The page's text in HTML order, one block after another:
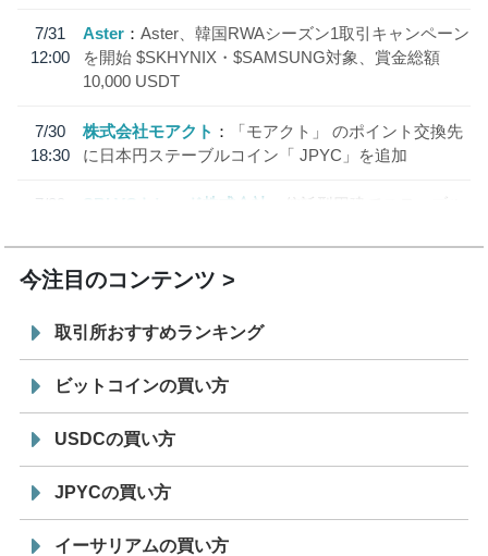
7/31
12:00
Aster
Aster、韓国RWAシーズン1取引キャンペーン
を開始 $SKHYNIX・$SAMSUNG対象、賞金総額
10,000 USDT
7/30
18:30
株式会社モアクト
「モアクト」 のポイント交換先
に日本円ステーブルコイン「 JPYC」を追加
7/29
SBI VCトレード株式会社
信託型円建てステーブル
今注目のコンテンツ
取引所おすすめランキング
ビットコインの買い方
USDCの買い方
JPYCの買い方
イーサリアムの買い方